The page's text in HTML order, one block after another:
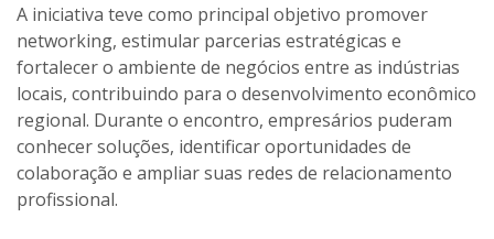
A iniciativa teve como principal objetivo promover
networking, estimular parcerias estratégicas e
fortalecer o ambiente de negócios entre as indústrias
locais, contribuindo para o desenvolvimento econômico
regional. Durante o encontro, empresários puderam
conhecer soluções, identificar oportunidades de
colaboração e ampliar suas redes de relacionamento
profissional.